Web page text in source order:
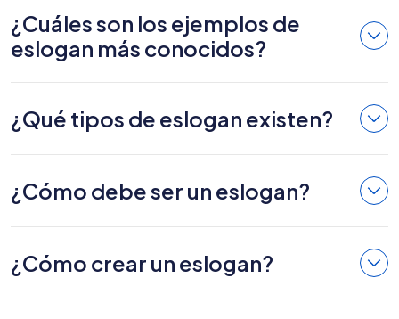
¿Cuáles son los ejemplos de
eslogan más conocidos?
¿Qué tipos de eslogan existen?
¿Cómo debe ser un eslogan?
¿Cómo crear un eslogan?